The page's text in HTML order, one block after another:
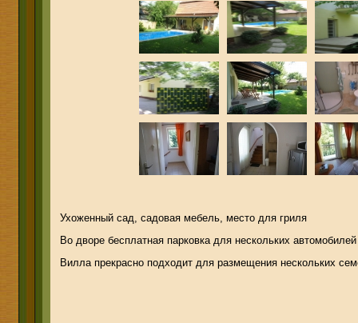
Ухоженный сад, садовая мебель, место для гриля
Во дворе бесплатная парковка для нескольких автомобилей
Вилла прекрасно подходит для размещения нескольких